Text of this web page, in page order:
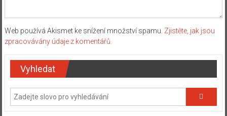
Web používá Akismet ke snížení množství spamu. Zjistěte, jak jsou
zpracovávány údaje z komentářů.
Vyhledat